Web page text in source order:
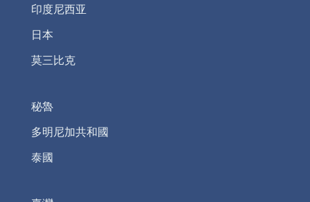
印度尼西亚
日本
莫三比克
秘魯
多明尼加共和國
泰國